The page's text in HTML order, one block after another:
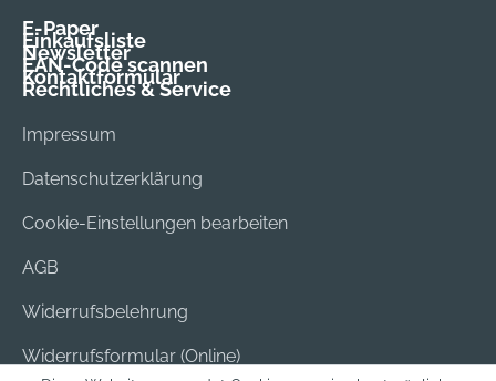
E-Paper
Einkaufsliste
Newsletter
EAN-Code scannen
Kontaktformular
Rechtliches & Service
Impressum
Datenschutzerklärung
Cookie-Einstellungen bearbeiten
AGB
Widerrufsbelehrung
Widerrufsformular (Online)